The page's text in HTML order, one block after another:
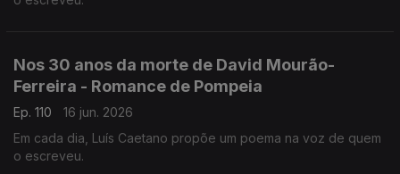
Nos 30 anos da morte de David Mourão-
Ferreira - Romance de Pompeia
Ep. 110
16 jun. 2026
Em cada dia, Luís Caetano propõe um poema na voz de quem
o escreveu.